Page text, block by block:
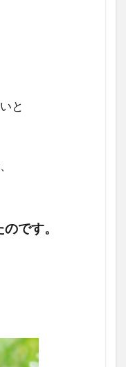
と
です。